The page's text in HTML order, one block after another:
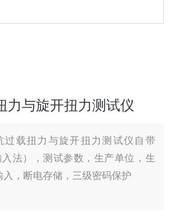
力与旋开扭力测试仪
过载扭力与旋开扭力测试仪自带
法），测试参数，生产单位，生
，断电存储，三级密码保护